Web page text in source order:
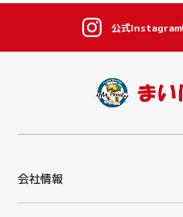
公式Instagram
会社情報